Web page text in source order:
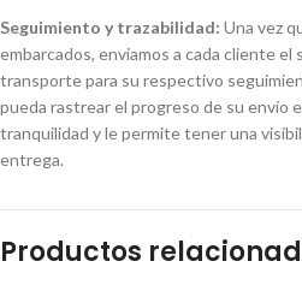
Seguimiento y trazabilidad: Una vez
embarcados, enviamos a cada cliente
transporte para su respectivo
pueda rastrear el progreso de su envío
tranquilidad y le permite tener una
entrega.
Productos